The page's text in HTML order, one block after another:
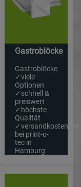
Gastroblöcke
Gastroblöcke
✓viele
Optionen
✓schnell &
preiswert
✓höchste
Qualität
✓versandkostenfrei
bei print-o-
tec in
Hamburg